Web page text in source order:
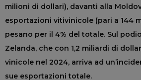
milioni di dollari), davanti alla
esportazioni vitivinicole (pari a 144
pesano per il 4% del totale. Sul
Zelanda, che con 1,2 miliardi di
vinicole nel 2024, arriva ad
sue esportazioni totale.